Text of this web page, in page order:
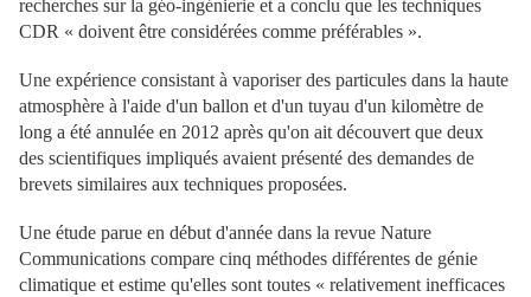
recherches sur la géo-ingénierie et a conclu que les techniques
CDR « doivent être considérées comme préférables ».
Une expérience consistant à vaporiser des particules dans la haute
atmosphère à l'aide d'un ballon et d'un tuyau d'un kilomètre de
long a été annulée en 2012 après qu'on ait découvert que deux
des scientifiques impliqués avaient présenté des demandes de
brevets similaires aux techniques proposées.
Une étude parue en début d'année dans la revue Nature
Communications compare cinq méthodes différentes de génie
climatique et estime qu'elles sont toutes « relativement inefficaces